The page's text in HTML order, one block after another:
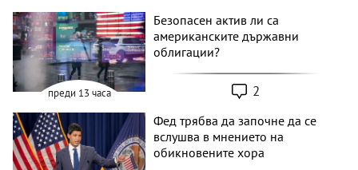
преди 13 часа
Безопасен актив ли са
американските държавни
облигации?
2
Фед трябва да започне да се
вслушва в мнението на
обикновените хора